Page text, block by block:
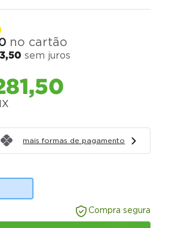
no cartão
,50 sem juros
,50
mais formas de pagamento
Compra segura